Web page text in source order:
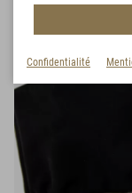
Confidentialité